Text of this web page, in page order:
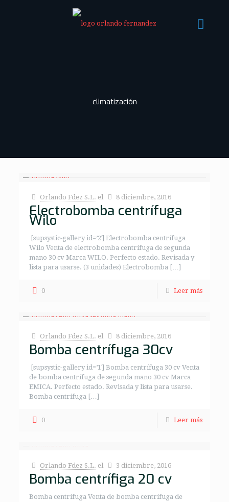
climatización
Orlando Fdez S.L. el 8 diciembre, 2016
Electrobomba centrífuga
Wilo
[supsystic-gallery id=’2′] Electrobomba centrífuga
Wilo Venta de electrobomba centrífuga de segunda
mano 30 cv Marca WILO. Perfecto estado. Revisada y
lista para usarse. (3 unidades) Electrobomba […]
0 Leer más
Orlando Fdez S.L. el 8 diciembre, 2016
Bomba centrífuga 30cv
[supsystic-gallery id=’1′] Bomba centrífuga 30 cv Venta
de bomba centrífuga de segunda mano 30 cv Marca
EMICA. Perfecto estado. Revisada y lista para usarse.
Bomba centrífuga […]
0 Leer más
Orlando Fdez S.L. el 3 diciembre, 2016
Bomba centrífiga 20 cv
Bomba centrífuga Venta de bomba centrífuga de